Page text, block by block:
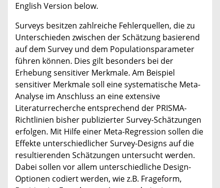
English Version below.
Surveys besitzen zahlreiche Fehlerquellen, die zu
Unterschieden zwischen der Schätzung basierend
auf dem Survey und dem Populationsparameter
führen können. Dies gilt besonders bei der
Erhebung sensitiver Merkmale. Am Beispiel
sensitiver Merkmale soll eine systematische Meta-
Analyse im Anschluss an eine extensive
Literaturrecherche entsprechend der PRISMA-
Richtlinien bisher publizierter Survey-Schätzungen
erfolgen. Mit Hilfe einer Meta-Regression sollen die
Effekte unterschiedlicher Survey-Designs auf die
resultierenden Schätzungen untersucht werden.
Dabei sollen vor allem unterschiedliche Design-
Optionen codiert werden, wie z.B. Frageform,